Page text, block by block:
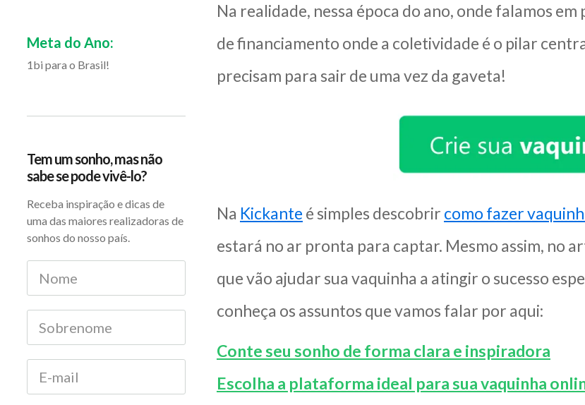
Na realidade, nessa época do ano, onde falamos
de financiamento onde a coletividade é o pilar
precisam para sair de uma vez da gaveta!
Na Kickante é simples descobrir como fazer
estará no ar pronta para captar. Mesmo assim, no
que vão ajudar sua vaquinha a atingir o sucesso
conheça os assuntos que vamos falar por aqui:
Conte seu sonho de forma clara e inspiradora
Escolha a plataforma ideal para sua vaquinha
Meta do Ano:
1bi para o Brasil!
Tem um sonho, mas não
sabe se pode vivê-lo?
Receba inspiração e dicas de
uma das maiores realizadoras de
sonhos do nosso país.